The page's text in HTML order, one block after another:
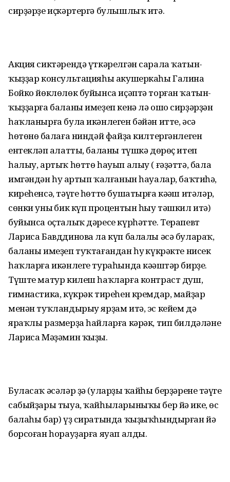
сирҙәрҙе иҫкәртергә булышлыҡ итә.
Акция сиктәрендә үткәрелгән сарала ҡатын-
ҡыҙҙар консультацияһы акушеркаһы Галина
Бойко йөклөлөк буйынса иҫәптә торған ҡатын-
ҡыҙҙарға баланы имеҙеп кенә лә ошо сирҙәрҙән
һаҡланырға була икәнлеген бәйән итте, әсә
һөтөнөң балаға ниндәй файҙа килтергәнлеген
ентекләп аңлатты, баланы түшкә дөрөҫ итеп
һалыу, артыҡ һөттө һауып алыу ( ғәҙәттә, бала
имгәндән һуң артып ҡалғанын һауалар, баҡтиһәң,
киреһенсә, тәүге һөттө бушатырға кәңәш итәләр,
сөнки уның бик күп процентын һыу тәшкил итә)
буйынса оҫталыҡ дәресе күрһәтте. Терапевт
Лариса Бавддинова ла күп балалы әсә булараҡ,
баланы имеҙеп туҡтағандан һуң күкрәкте нисек
һаҡларға икәнлеге тураһында кәңәштәр бирҙе.
Түште матур килеш һаҡларға контраст душ,
гимнастика, күкрәк тиреһен кремдар, майҙар
менән туҡландырыу ярҙам итә, эс кейем дә
яраҡлы размерҙа һайларға кәрәк, тип билдәләне
Лариса Мәҙәмин ҡыҙы.
Буласаҡ әсәләр ҙә (уларҙың ҡайһы берҙәренең тәүге
сабыйҙары тыуа, ҡайһыларыныҡы бер йә ике, өс
балаһы бар) үҙ сиратында ҡыҙыҡһындырған йә
борсоған һорауҙарға яуап алды.